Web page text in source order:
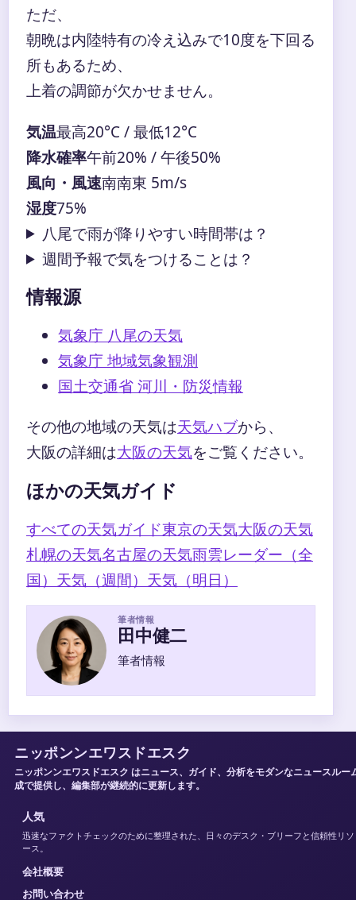
ただ、
朝晩は内陸特有の冷え込みで10度を下回る
所もあるため、
上着の調節が欠かせません。
気温最高20°C / 最低12°C
降水確率午前20% / 午後50%
風向・風速南南東 5m/s
湿度75%
八尾で雨が降りやすい時間帯は？
週間予報で気をつけることは？
情報源
気象庁 八尾の天気
気象庁 地域気象観測
国土交通省 河川・防災情報
その他の地域の天気は天気ハブから、
大阪の詳細は大阪の天気をご覧ください。
ほかの天気ガイド
すべての天気ガイド東京の天気大阪の天気
札幌の天気名古屋の天気雨雲レーダー（全
国） 天気（週間） 天気（明日）
筆者情報
田中健二
筆者情報
ニッポンンエワスドエスク
ニッポンンエワスドエスク はニュース、ガイド、分析をモダンなニュースルー
成で提供し、編集部が継続的に更新します。
人気
迅速なファクトチェックのために整理された、日々のデスク・ブリーフと信頼性リソ
ース。
会社概要
お問い合わせ